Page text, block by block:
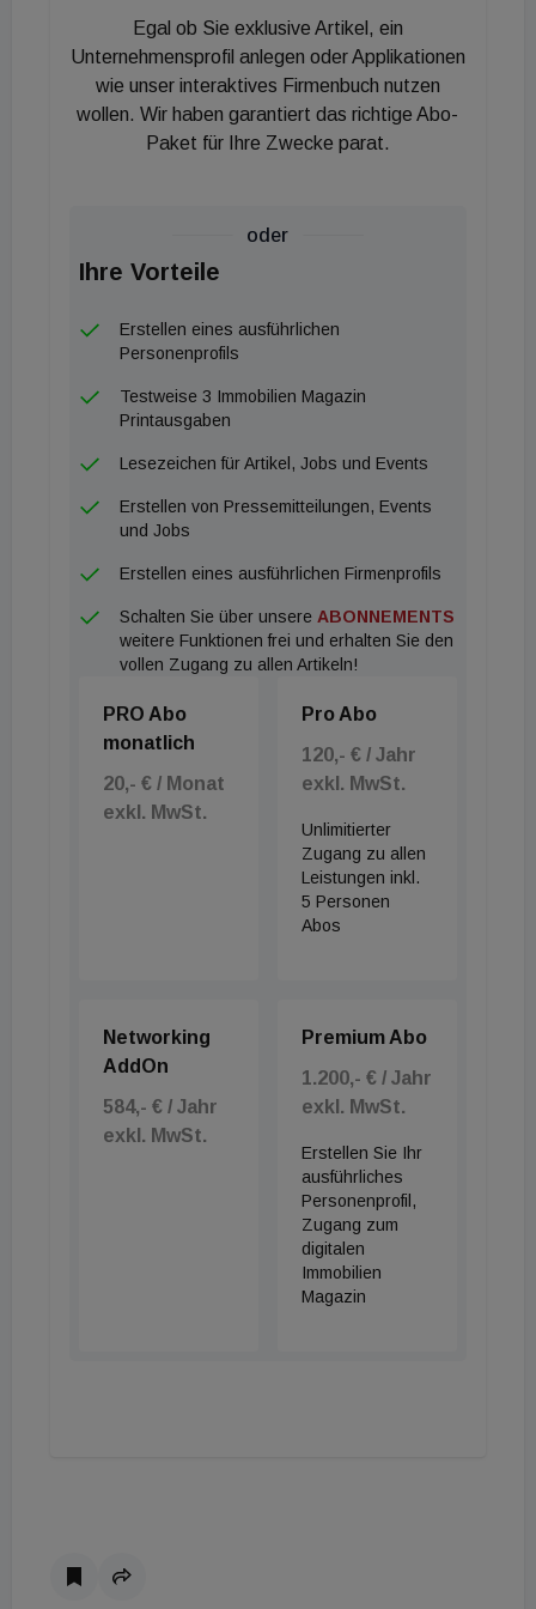
Teilnehmern aus neun Ländern präsent.
„Dominik Landertinger begeisterte mich bereits zu
seiner Zeit als aktiver Sportler: Seine Ausdauer,
sein Fokus und sein unbändiger Wille zum Erfolg
waren für mich Inspiration. Es freut mich sehr, ihn
Qualitätsanspruch wie kaum ein anderer
verkörpert“, so Andreas Kraler, geschäftsführender
Gesellschafter der Hella-Gruppe.
Egal ob Sie exklusive Artikel, ein
Unternehmensprofil anlegen oder Applikationen
wie unser interaktives Firmenbuch nutzen
wollen. Wir haben garantiert das richtige Abo-
Paket für Ihre Zwecke parat.
oder
Ihre Vorteile
Erstellen eines ausführlichen
Personenprofils
Testweise 3 Immobilien Magazin
Printausgaben
Lesezeichen für Artikel, Jobs und Events
Erstellen von Pressemitteilungen, Events
und Jobs
Erstellen eines ausführlichen Firmenprofils
Schalten Sie über unsere ABONNEMENTS
weitere Funktionen frei und erhalten Sie den
vollen Zugang zu allen Artikeln!
PRO Abo
monatlich
20,- € / Monat
exkl. MwSt.
Pro Abo
120,- € / Jahr
exkl. MwSt.
Unlimitierter
Zugang zu allen
Leistungen inkl.
5 Personen
Abos
Networking
AddOn
584,- € / Jahr
exkl. MwSt.
Premium Abo
1.200,- € / Jahr
exkl. MwSt.
Erstellen Sie Ihr
ausführliches
Personenprofil,
Zugang zum
digitalen
Immobilien
Magazin